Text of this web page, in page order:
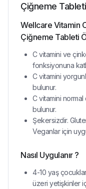
Çiğneme Tableti
Wellcare Vitamin
Çiğneme Tableti
C vitamini ve
fonksiyonuna
C vitamini
bulunur.
C vitamini normal
bulunur.
Şekersizdir.
Veganlar için
Nasıl Uygulanır ?
4-10 yaş
üzeri yetişkinler